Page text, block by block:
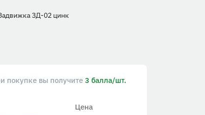
ЗД-02 цинк
покупке вы получите 3 балла/шт.
Цена